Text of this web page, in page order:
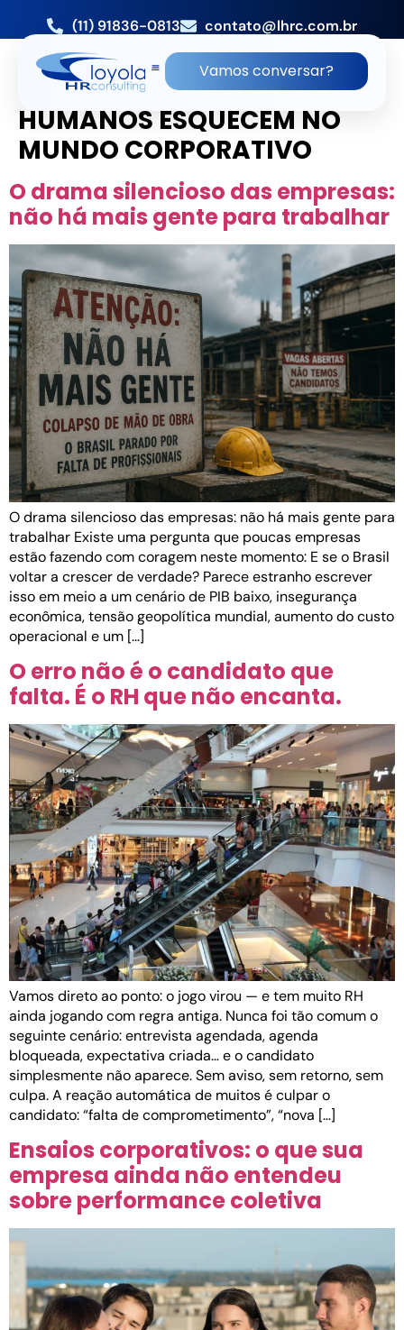
(11) 91836-0813 contato@lhrc.com.br
Vamos conversar?
TAG:O QUE OS CÃES SABEM
SOBRE LIDERANÇA QUE OS
HUMANOS ESQUECEM NO
MUNDO CORPORATIVO
O drama silencioso das empresas:
não há mais gente para trabalhar
O drama silencioso das empresas: não há mais gente para
trabalhar Existe uma pergunta que poucas empresas
estão fazendo com coragem neste momento: E se o Brasil
voltar a crescer de verdade? Parece estranho escrever
isso em meio a um cenário de PIB baixo, insegurança
econômica, tensão geopolítica mundial, aumento do custo
operacional e um […]
O erro não é o candidato que
falta. É o RH que não encanta.
Vamos direto ao ponto: o jogo virou — e tem muito RH
ainda jogando com regra antiga. Nunca foi tão comum o
seguinte cenário: entrevista agendada, agenda
bloqueada, expectativa criada… e o candidato
simplesmente não aparece. Sem aviso, sem retorno, sem
culpa. A reação automática de muitos é culpar o
candidato: “falta de comprometimento”, “nova […]
Ensaios corporativos: o que sua
empresa ainda não entendeu
sobre performance coletiva